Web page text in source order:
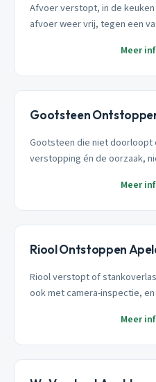
Afvoer verstopt, in de
afvoer weer vrij, tegen een
Meer
Gootsteen
Gootsteen die niet doorloopt
verstopping én de oorzaak,
Meer
Riool Ontstoppen
Riool verstopt of
ook met camera-inspectie,
Meer